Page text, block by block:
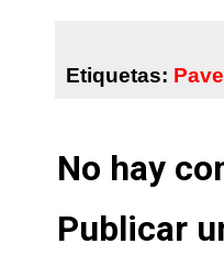
Etiquetas:
No hay
Publicar